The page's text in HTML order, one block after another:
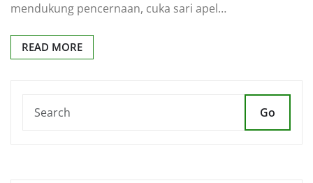
mendukung pencernaan, cuka sari apel…
READ MORE
Go